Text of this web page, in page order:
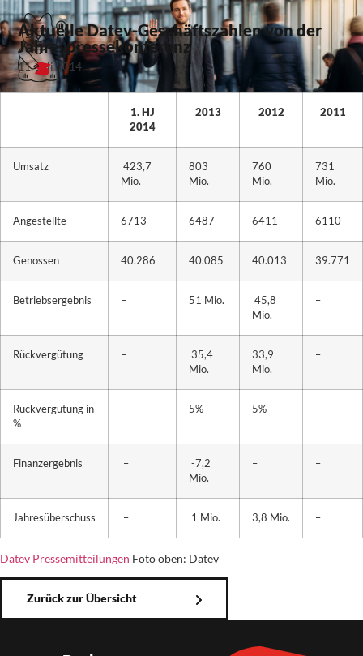
Aktuelle Datev-Geschäftszahlen von der
Jahrespressekonferenz
11. Juli 2014
1. HJ
2014
2013 2012 2011
Umsatz
423,7
Mio.
803
Mio.
760
Mio.
731
Mio.
Angestellte 6713 6487 6411 6110
Genossen 40.286 40.085 40.013 39.771
Betriebsergebnis – 51 Mio.
45,8
Mio.
–
Rückvergütung –
35,4
Mio.
33,9
Mio.
–
Rückvergütung in
%
– 5% 5% –
Finanzergebnis –
-7,2
Mio.
– –
Jahresüberschuss – 1 Mio. 3,8 Mio. –
Datev Pressemitteilungen Foto oben: Datev
Zurück zur Übersicht